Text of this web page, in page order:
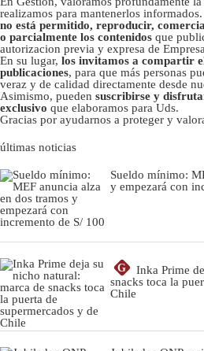
realizamos para mantenerlos informados.
no está permitido, reproducir,
o parcialmente los contenidos que
autorizacion previa y expresa de
En su lugar, los invitamos a compartir
publicaciones, para que más personas
veraz y de calidad directamente desde
Asimismo, pueden suscribirse y
exclusivo que elaboramos para Uds.
Gracias por ayudarnos a proteger y
últimas noticias
Sueldo mínimo:
y empezará con
G
Inka Prime
snacks toca la
Chile